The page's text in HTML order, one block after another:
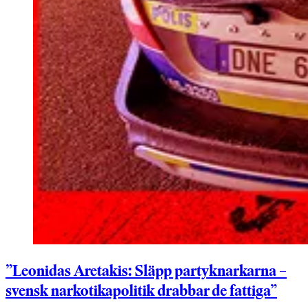
”Leonidas Aretakis: Släpp partyknarkarna –
svensk narkotikapolitik drabbar de fattiga”